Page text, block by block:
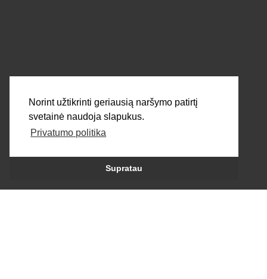
Norint užtikrinti geriausią naršymo patirtį
svetainė naudoja slapukus.
Privatumo politika
Supratau
SIŲSTI
Sukūrė:persė.lt